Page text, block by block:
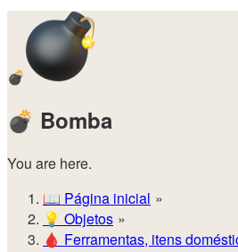
💣
💣 Bomba
You are here.
📖 Página inicial
💡️ Objetos
🩸 Ferramentas, itens